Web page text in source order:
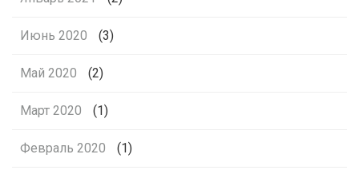
Июнь 2020 (3)
Май 2020 (2)
Март 2020 (1)
Февраль 2020 (1)